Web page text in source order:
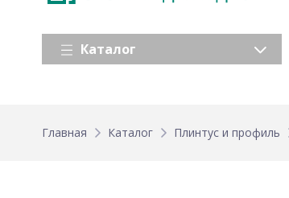
Каталог
Главная Каталог Плинтус и профиль